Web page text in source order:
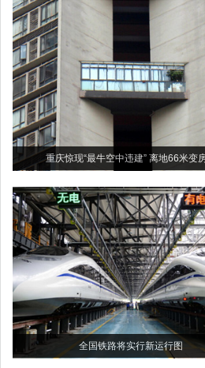
重庆惊现“最牛空中违建” 离地66米变
全国铁路将实行新运行图